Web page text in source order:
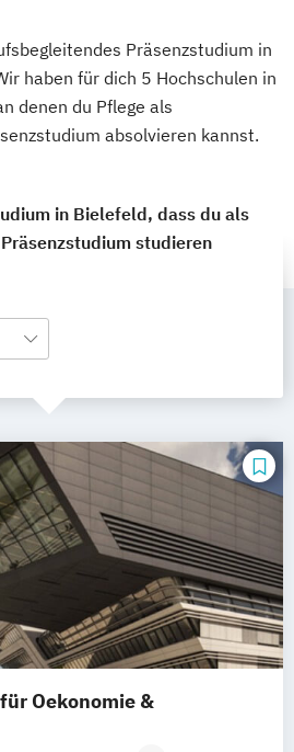
Präsenzstudium in
haben für dich 5 Hochschulen in
denen du Pflege als
absolvieren kannst.
in Bielefeld, dass du als
studieren
Oekonomie &